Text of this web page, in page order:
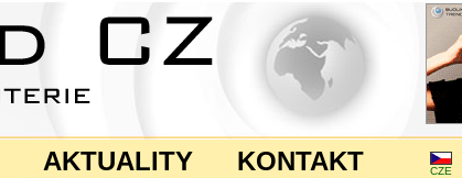
CZE
AKTUALITY KONTAKT